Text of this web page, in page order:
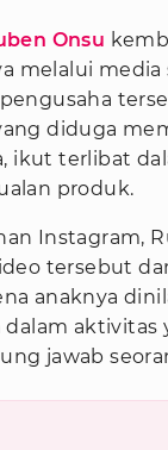
Onsu
melalui media
diduga
ikut terlibat
produk.
Instagram,
tersebut
anaknya
aktivitas
jawab